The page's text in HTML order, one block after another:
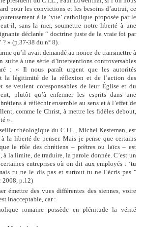
pour les convictions et les besoins d’autrui, ce
à la ‘vue’ catholique proposée par le
il, sans la nier, soumettre notre liberté à une
déclarée “ doctrine juste de la vraie foi par
» (p.37-38 du n° 8).
qu’il avait demandé au nonce de transmettre à
suite à une série d’interventions controversables
: « Il nous paraît urgent que les autorités
la légitimité de la réflexion et de l’action des
se veulent coresponsables de leur Église et du
plutôt qu’à enfermer les esprits dans une
à réfléchir ensemble au sens et à l’effet de
comme le Christ, à mettre les fidèles debout,
».
théologique du C.I.L., Michel Kesteman, est
la liberté de penser. Mais je pense que certains
le rôle des chrétiens – prêtres ou laïcs – est
à la limite, de traduire, la parole donnée. C’est un
entreprises où on dit aux employés : ‘tu
tu ne le dis pas et surtout tu ne l’écris pas "
2008, p.12)
émettre des vues différentes des siennes, voire
inacceptable, car :
romaine possède en plénitude la vérité